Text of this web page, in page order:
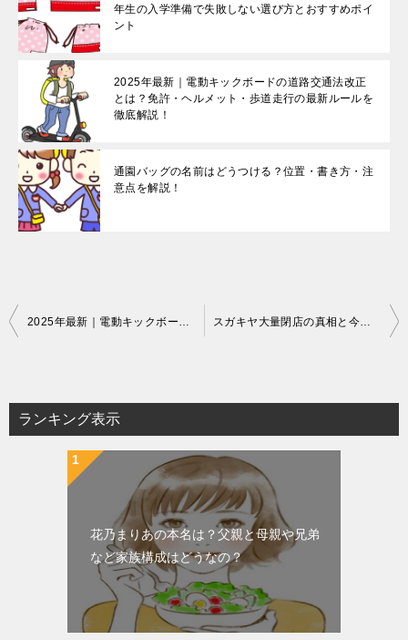
年生の入学準備で失敗しない選び方とおすすめポイ
ント
2025年最新｜電動キックボードの道路交通法改正
とは？免許・ヘルメット・歩道走行の最新ルールを
徹底解説！
通園バッグの名前はどうつける？位置・書き方・注
意点を解説！
投
ビ
ゲ
2025年最新｜電動キックボードの道路交通法改正とは？免許・ヘルメット・歩道走行の最新ルールを徹底解説！ スガキヤ大量閉店の真相と今後の展開！値上げ・コスト高騰・新戦略を徹底分析
ランキング表示
花乃まりあの本名は？父親と母親や兄弟
など家族構成はどうなの？